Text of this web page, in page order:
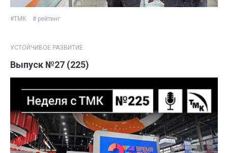
#ТМК # рейтинг
УСТОЙЧИВОЕ РАЗВИТИЕ
Выпуск №27 (225)